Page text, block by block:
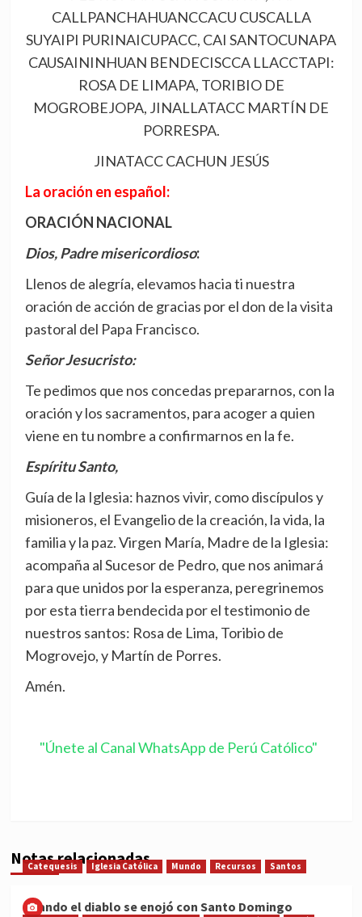
CALLPANCHAHUANCCACU CUSCALLA
SUYAIPI PURINAICUPACC, CAI SANTOCUNAPA
CAUSAININHUAN BENDECISCCA LLACCTAPI:
ROSA DE LIMAPA, TORIBIO DE
MOGROBEJOPA, JINALLATACC MARTÍN DE
PORRESPA.
JINATACC CACHUN JESÚS
La oración en español:
ORACIÓN NACIONAL
Dios, Padre misericordioso:
Llenos de alegría, elevamos hacia ti nuestra
oración de acción de gracias por el don de la visita
pastoral del Papa Francisco.
Señor Jesucristo:
Te pedimos que nos concedas prepararnos, con la
oración y los sacramentos, para acoger a quien
viene en tu nombre a confirmarnos en la fe.
Espíritu Santo,
Guía de la Iglesia: haznos vivir, como discípulos y
misioneros, el Evangelio de la creación, la vida, la
familia y la paz. Virgen María, Madre de la Iglesia:
acompaña al Sucesor de Pedro, que nos animará
para que unidos por la esperanza, peregrinemos
por esta tierra bendecida por el testimonio de
nuestros santos: Rosa de Lima, Toribio de
Mogrovejo, y Martín de Porres.
Amén.
"Únete al Canal WhatsApp de Perú Católico"
Notas relacionadas
Catequesis Iglesia Católica Mundo Recursos Santos
Cuando el diablo se enojó con Santo Domingo